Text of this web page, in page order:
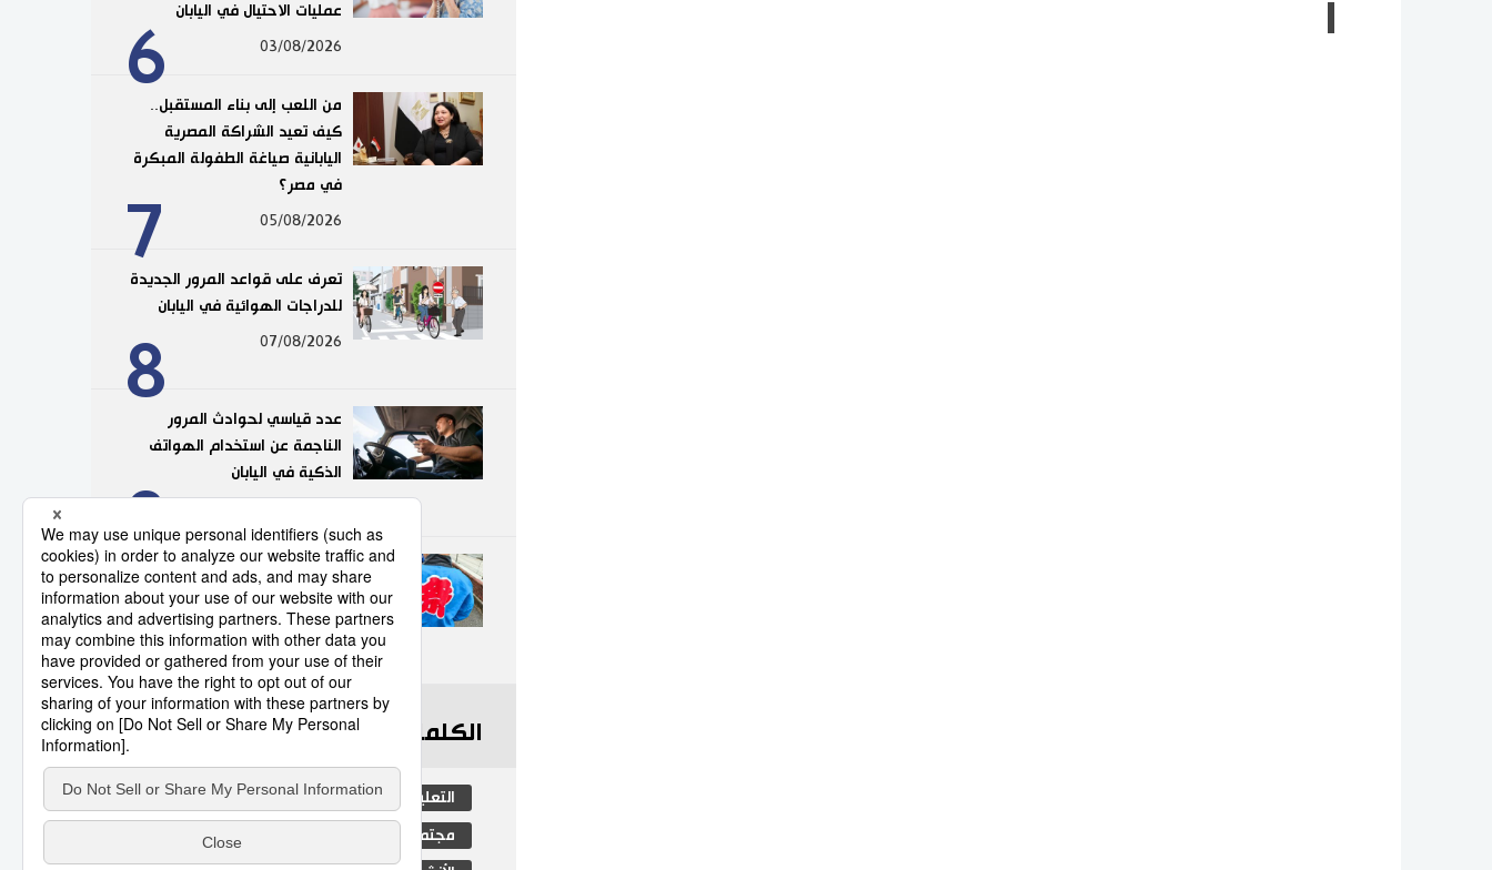
6
عمليات الاحتيال في اليابان
03/08/2026
7
من اللعب إلى بناء المستقبل..
كيف تعيد الشراكة المصرية
اليابانية صياغة الطفولة المبكرة
في مصر؟
05/08/2026
8
تعرف على قواعد المرور الجديدة
للدراجات الهوائية في اليابان
07/08/2026
9
عدد قياسي لحوادث المرور
الناجمة عن استخدام الهواتف
الذكية في اليابان
10
”هابي“.. السترة التقليدية التي
تضفي روحًا خاصة على
المهرجانات اليابانية
05/08/2026
الكلمات الأكثر بحثا
التعليم الياباني ثقافة اليابان
مجتمع جيجي برس